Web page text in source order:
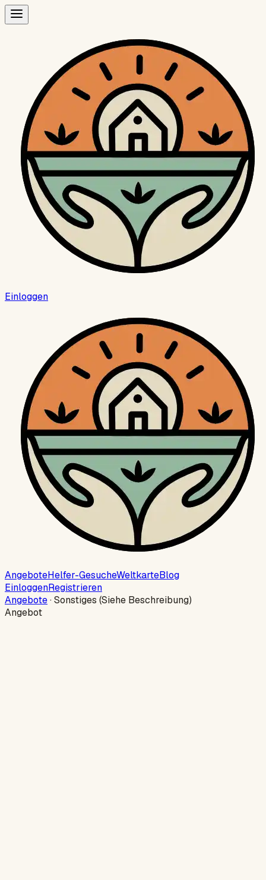
Einloggen
AngeboteHelfer-GesucheWeltkarteBlog
EinloggenRegistrieren
Angebote·Sonstiges (Siehe Beschreibung)
Angebot